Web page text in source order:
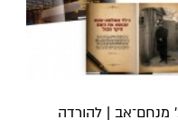
מנחם־אב | להורדה